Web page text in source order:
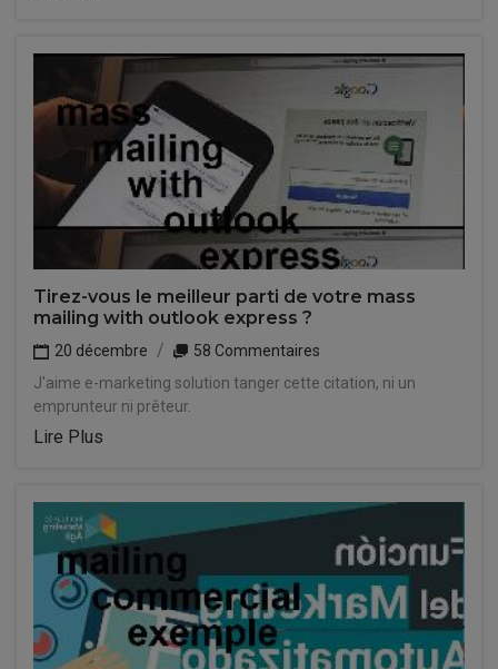
Tirez-vous le meilleur parti de votre mass
mailing with outlook express ?
20 décembre
58 Commentaires
J'aime e-marketing solution tanger cette citation, ni un
emprunteur ni prêteur.
Lire Plus